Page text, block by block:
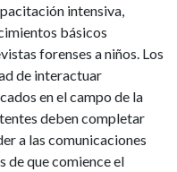
intensiva,
básicos
forenses a niños. Los
de interactuar
en el campo de la
deben completar
a las comunicaciones
de que comience el